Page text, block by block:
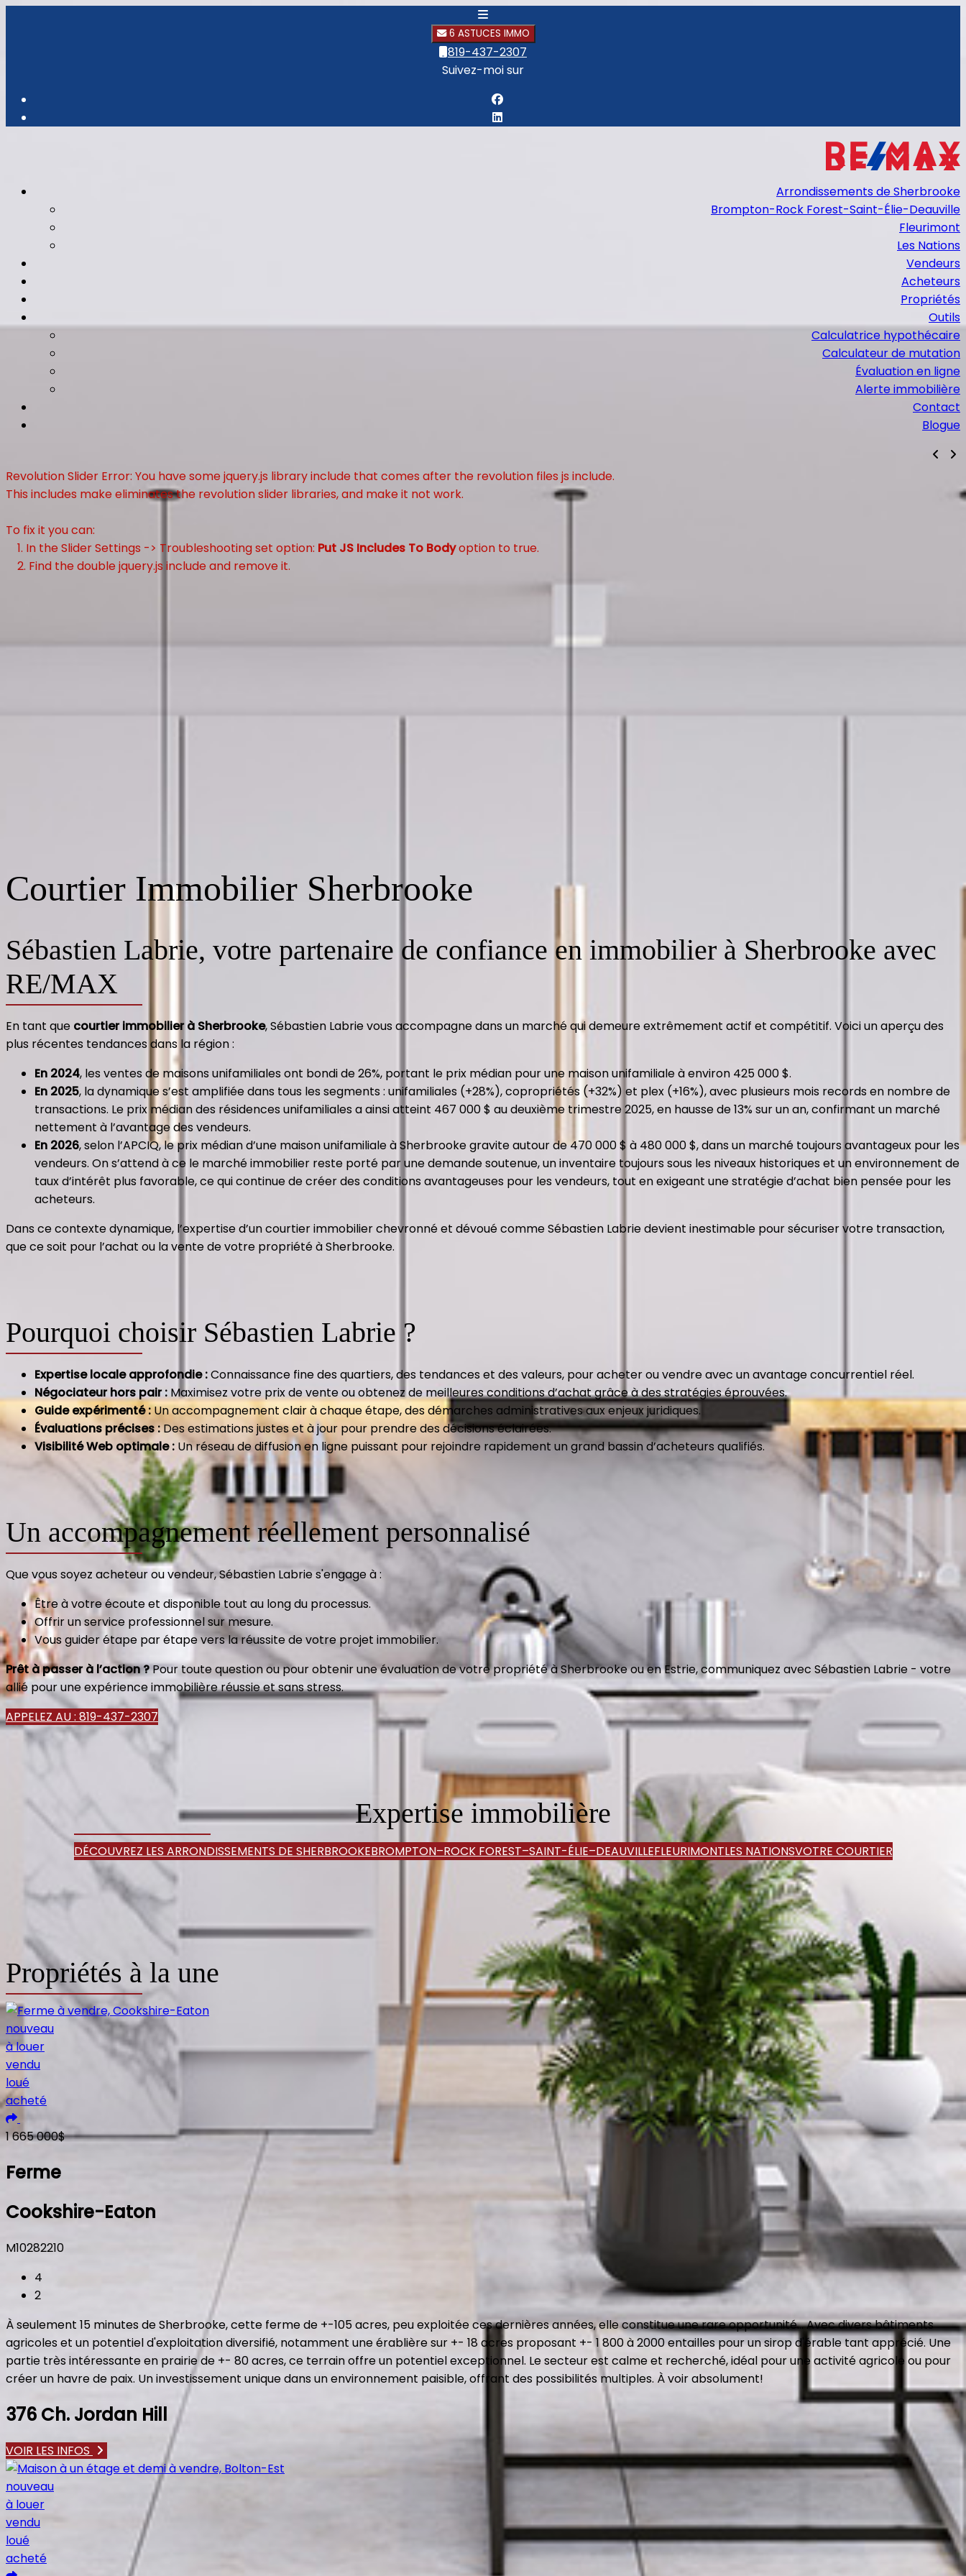
6 ASTUCES IMMO
819-437-2307
Suivez-moi sur
Arrondissements de Sherbrooke
Brompton-Rock Forest-Saint-Élie-Deauville
Fleurimont
Les Nations
Vendeurs
Acheteurs
Propriétés
Outils
Calculatrice hypothécaire
Calculateur de mutation
Évaluation en ligne
Alerte immobilière
Contact
Blogue
Revolution Slider Error: You have some jquery.js library include that comes after the revolution files js include.
This includes make eliminates the revolution slider libraries, and make it not work.
To fix it you can:
1. In the Slider Settings -> Troubleshooting set option: Put JS Includes To Bodyoption to true.
2. Find the double jquery.js include and remove it.
Courtier Immobilier Sherbrooke
Sébastien Labrie, votre partenaire de confiance en immobilier à Sherbrooke avec
RE/MAX
En tant que courtier immobilier à Sherbrooke, Sébastien Labrie vous accompagne dans un marché qui demeure extrêmement actif et compétitif. Voici un aperçu des
plus récentes tendances dans la région :
En 2024, les ventes de maisons unifamiliales ont bondi de 26%, portant le prix médian pour une maison unifamiliale à environ 425 000 $.
En 2025, la dynamique s’est amplifiée dans tous les segments : unifamiliales (+28%), copropriétés (+32%) et plex (+16%), avec plusieurs mois records en nombre de
transactions.​ Le prix médian des résidences unifamiliales a ainsi atteint 467 000 $ au deuxième trimestre 2025, en hausse de 13% sur un an, confirmant un marché
nettement à l’avantage des vendeurs.
En 2026, selon l’APCIQ, le prix médian d’une maison unifamiliale à Sherbrooke gravite autour de 470 000 $ à 480 000 $, dans un marché toujours avantageux pour les
vendeurs. On s’attend à ce le marché immobilier reste porté par une demande soutenue, un inventaire toujours sous les niveaux historiques et un environnement de
taux d’intérêt plus favorable, ce qui continue de créer des conditions avantageuses pour les vendeurs, tout en exigeant une stratégie d’achat bien pensée pour les
acheteurs.
Dans ce contexte dynamique, l’expertise d’un courtier immobilier chevronné et dévoué comme Sébastien Labrie devient inestimable pour sécuriser votre transaction,
que ce soit pour l’achat ou la vente de votre propriété à Sherbrooke.
Pourquoi choisir Sébastien Labrie ?
Expertise locale approfondie :Connaissance fine des quartiers, des tendances et des valeurs, pour acheter ou vendre avec un avantage concurrentiel réel.
Négociateur hors pair : Maximisez votre prix de vente ou obtenez de meilleures conditions d’achat grâce à des stratégies éprouvées.
Guide expérimenté :Un accompagnement clair à chaque étape, des démarches administratives aux enjeux juridiques.
Évaluations précises :Des estimations justes et à jour pour prendre des décisions éclairées.
Visibilité Web optimale : Un réseau de diffusion en ligne puissant pour rejoindre rapidement un grand bassin d’acheteurs qualifiés.
Un accompagnement réellement personnalisé
Que vous soyez acheteur ou vendeur, Sébastien Labrie s'engage à :
Être à votre écoute et disponible tout au long du processus.
Offrir un service professionnel sur mesure.
Vous guider étape par étape vers la réussite de votre projet immobilier.
Prêt à passer à l’action ?Pour toute question ou pour obtenir une évaluation de votre propriété à Sherbrooke ou en Estrie, communiquez avec Sébastien Labrie - votre
allié pour une expérience immobilière réussie et sans stress.
APPELEZ AU : 819-437-2307
Expertise immobilière
DÉCOUVREZ LES ARRONDISSEMENTS DE SHERBROOKEBROMPTON–ROCK FOREST–SAINT-ÉLIE–DEAUVILLEFLEURIMONTLES NATIONSVOTRE COURTIER
Propriétés à la une
nouveau
à louer
vendu
loué
acheté
1 665 000$
Ferme
Cookshire-Eaton
M10282210
4
2
À seulement 15 minutes de Sherbrooke, cette ferme de +-105 acres, peu exploitée ces dernières années, elle constitue une rare opportunité...Avec divers bâtiments
agricoles et un potentiel d'exploitation diversifié, notamment une érablière sur +- 18 acres proposant +- 1 800 à 2000 entailles pour un sirop d'érable tant apprécié. Une
partie très intéressante en prairie de +- 80 acres, ce terrain offre un potentiel exceptionnel. Le secteur est calme et recherché, idéal pour une activité agricole ou pour
créer un havre de paix. Un investissement unique dans un environnement paisible, offrant des possibilités multiples. À voir absolument!
376 Ch. Jordan Hill
VOIR LES INFOS
nouveau
à louer
vendu
loué
acheté